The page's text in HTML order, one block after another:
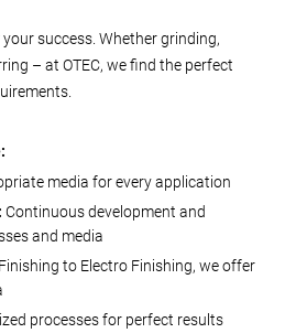
success. Whether grinding,
– at OTEC, we find the perfect
media for every application
Continuous development and
and media
to Electro Finishing, we offer
processes for perfect results